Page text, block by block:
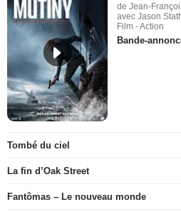
de Jean-
avec Jason
Film - Action
Bande-
Tombé du ciel
La fin d’Oak Street
Fantômas – Le nouveau monde